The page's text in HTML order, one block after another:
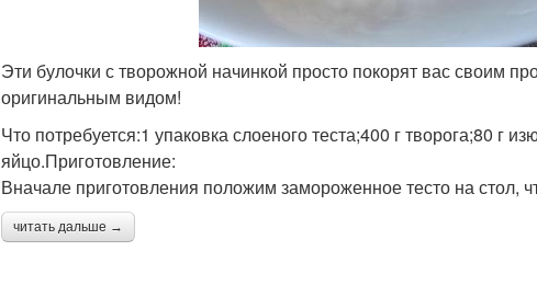
Эти булочки с творожной начинкой просто покорят вас своим
оригинальным видом!
Что потребуется:1 упаковка слоеного теста;400 г творога;80 г
яйцо.Приготовление:
Вначале приготовления положим замороженное тесто на стол,
читать дальше →